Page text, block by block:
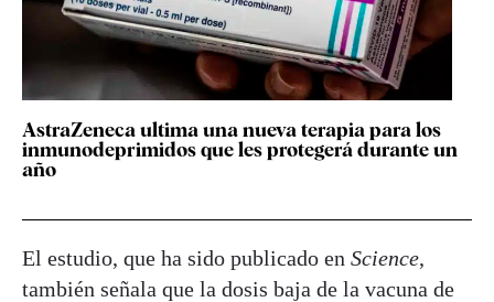
AstraZeneca ultima una nueva terapia para los
inmunodeprimidos que les protegerá durante un
año
El estudio, que ha sido publicado en Science,
también señala que la dosis baja de la vacuna de